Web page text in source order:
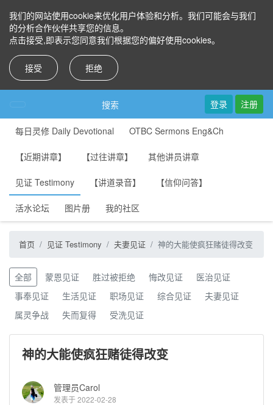
我们的网站使用cookie来优化用户体验和分析。我们可能会与我们
的分析合作伙伴共享您的信息。
点击接受,即表示您同意我们根据您的偏好使用cookies。
接受 拒绝
搜索 登录 注册
每日灵修 Daily Devotional OTBC Sermons Eng&Ch
【近期讲章】 【过往讲章】 其他讲员讲章
见证 Testimony 【讲道录音】 【信仰问答】
活水论坛 图片册 我的社区
首页 见证 Testimony 夫妻见证 神的大能使疯狂赌徒得改变
全部 蒙恩见证 胜过被拒绝 悔改见证
医治见证
事奉见证
生活见证 职场见证 综合见证
夫妻见证
属灵争战
失而复得 受洗见证
神的大能使疯狂赌徒得改变
管理员Carol
发表于 2022-02-28